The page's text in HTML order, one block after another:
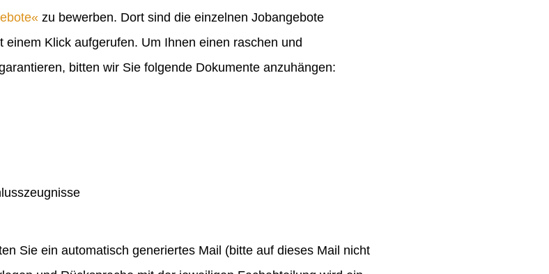
zu bewerben. Dort sind die einzelnen Jobangebote
Klick aufgerufen. Um Ihnen einen raschen und
bitten wir Sie folgende Dokumente anzuhängen:
Sie ein automatisch generiertes Mail (bitte auf dieses Mail nicht